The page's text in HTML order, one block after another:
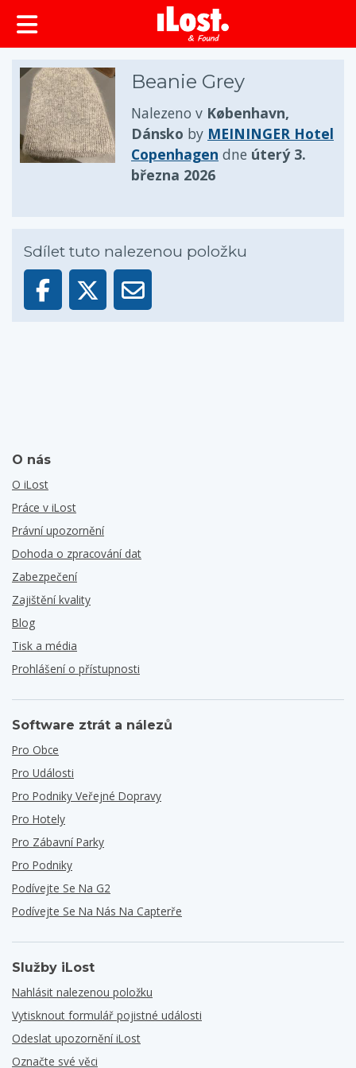
obsah
Beanie Grey
Nalezeno v København,
Dánsko by MEININGER Hotel
Copenhagen dne úterý 3.
března 2026
Sdílet tuto nalezenou položku
O nás
O iLost
Práce v iLost
Právní upozornění
Dohoda o zpracování dat
Zabezpečení
Zajištění kvality
Blog
Tisk a média
Prohlášení o přístupnosti
Software ztrát a nálezů
Pro Obce
Pro Události
Pro Podniky Veřejné Dopravy
Pro Hotely
Pro Zábavní Parky
Pro Podniky
Podívejte Se Na G2
Podívejte Se Na Nás Na Capterře
Služby iLost
Nahlásit nalezenou položku
Vytisknout formulář pojistné události
Odeslat upozornění iLost
Označte své věci